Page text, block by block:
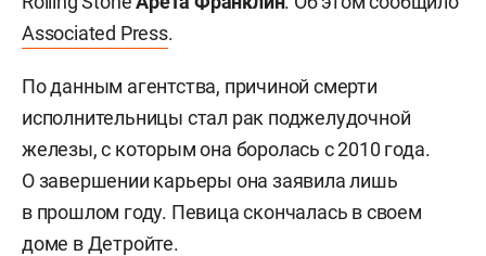
Associated Press.
По данным агентства, причиной смерти
исполнительницы стал рак поджелудочной
железы, с которым она боролась с 2010 года.
О завершении карьеры она заявила лишь
в прошлом году. Певица скончалась в своем
доме в Детройте.